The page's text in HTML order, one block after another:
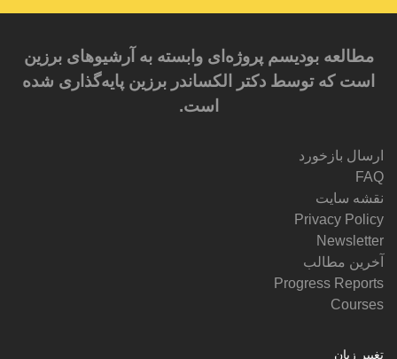
مطالعه بودیسم پروژه‌ای وابسته به آرشیوهای برزین
است که توسط دکتر الکساندر برزین پایه‌گذاری شده
است.
ارسال بازخورد
FAQ
نقشه سایت
Privacy Policy
Newsletter
آخرین مطالب
Progress Reports
Courses
تغییر زبان